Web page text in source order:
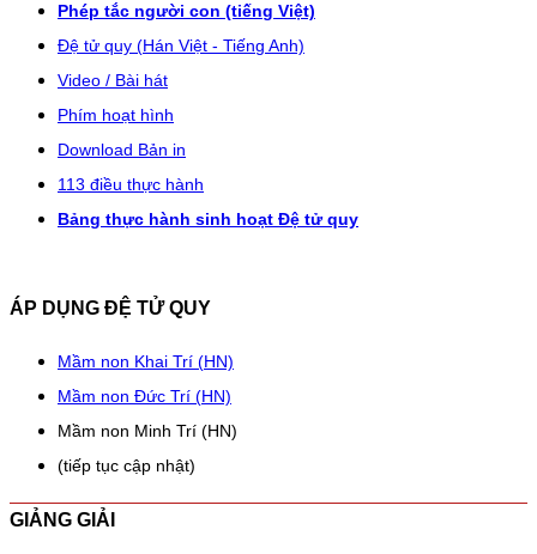
Phép tắc người con (tiếng Việt)
Đệ tử quy (Hán Việt - Tiếng Anh)
Video / Bài hát
Phím hoạt hình
Download Bản in
113 điều thực hành
Bảng thực hành sinh hoạt Đệ tử quy
ÁP DỤNG ĐỆ TỬ QUY
Mầm non Khai Trí (HN)
Mầm non Đức Trí (HN)
Mầm non Minh Trí (HN)
(tiếp tục cập nhật)
GIẢNG GIẢI